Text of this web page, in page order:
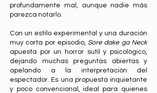
profundamente mal, aunque nadie más
parezca notarlo.
Con un estilo experimental y una duración
muy corta por episodio, Sore dake ga Neck
apuesta por un horror sutil y psicológico,
dejando muchas preguntas abiertas y
apelando a la interpretación del
espectador. Es una propuesta inquietante
y poco convencional, ideal para quienes